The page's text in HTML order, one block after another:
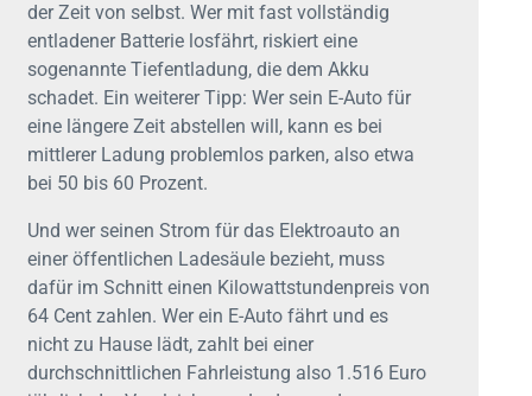
der Zeit von selbst. Wer mit fast vollständig
entladener Batterie losfährt, riskiert eine
sogenannte Tiefentladung, die dem Akku
schadet. Ein weiterer Tipp: Wer sein E-Auto für
eine längere Zeit abstellen will, kann es bei
mittlerer Ladung problemlos parken, also etwa
bei 50 bis 60 Prozent.
Und wer seinen Strom für das Elektroauto an
einer öffentlichen Ladesäule bezieht, muss
dafür im Schnitt einen Kilowattstundenpreis von
64 Cent zahlen. Wer ein E-Auto fährt und es
nicht zu Hause lädt, zahlt bei einer
durchschnittlichen Fahrleistung also 1.516 Euro